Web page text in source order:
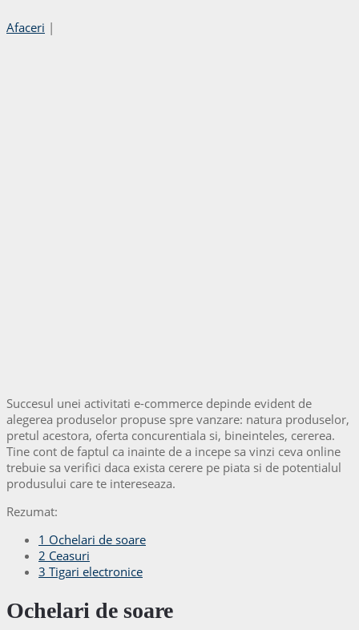
Afaceri |
Succesul unei activitati e-commerce depinde evident de
alegerea produselor propuse spre vanzare: natura produselor,
pretul acestora, oferta concurentiala si, bineinteles, cererea.
Tine cont de faptul ca inainte de a incepe sa vinzi ceva online
trebuie sa verifici daca exista cerere pe piata si de potentialul
produsului care te intereseaza.
Rezumat:
1 Ochelari de soare
2 Ceasuri
3 Tigari electronice
Ochelari de soare